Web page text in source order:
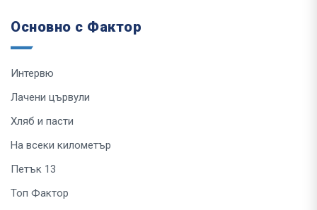
Основно с Фактор
Интервю
Лачени цървули
Хляб и пасти
На всеки километър
Петък 13
Топ Фактор